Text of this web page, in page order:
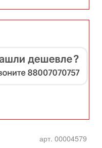
арт. 00004579